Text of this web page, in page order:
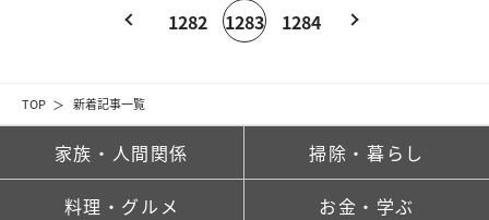
TOP 新着記事一覧
1282 1283 1284
家族・人間関係 掃除・暮らし
料理・グルメ お金・学ぶ